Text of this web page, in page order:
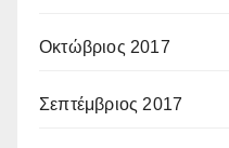
Οκτώβριος 2017
Σεπτέμβριος 2017